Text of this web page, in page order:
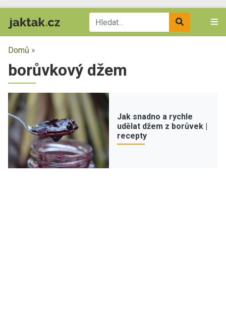
Domů »
borůvkový džem
Jak snadno a rychle
udělat džem z borůvek |
recepty